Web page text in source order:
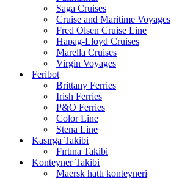
Saga Cruises
Cruise and Maritime Voyages
Fred Olsen Cruise Line
Hapag-Lloyd Cruises
Marella Cruises
Virgin Voyages
Feribot
Brittany Ferries
Irish Ferries
P&O Ferries
Color Line
Stena Line
Kasırga Takibi
Fırtına Takibi
Konteyner Takibi
Maersk hattı konteyneri